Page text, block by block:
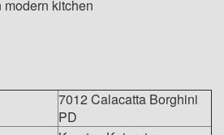
7012 Calacatta Borghini
PD